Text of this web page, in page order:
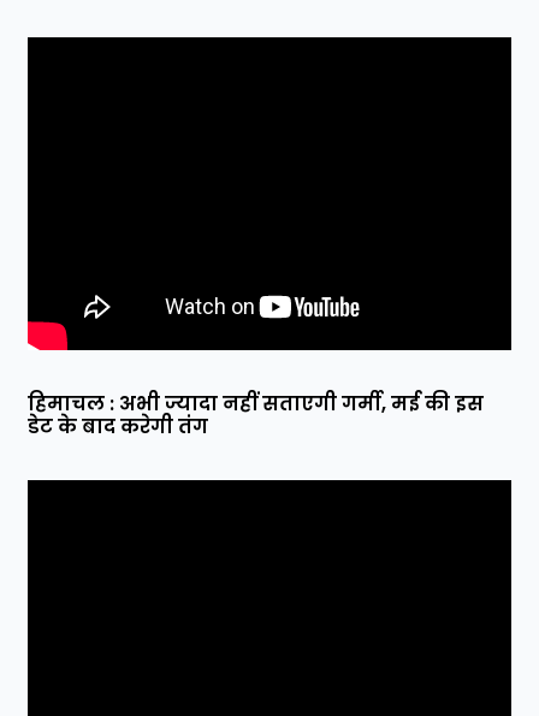
हिमाचल : अभी ज्यादा नहीं सताएगी गर्मी, मई की इस
डेट के बाद करेगी तंग